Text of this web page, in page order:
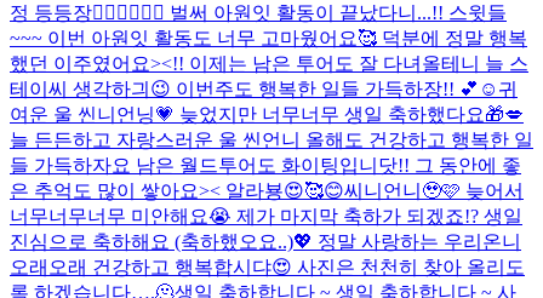
정 등등장🧚🏻‍♀️🧚🏻‍♀️ 벌써 아원잇 활동이 끝났다니...!! 스윗들
~~~ 이번 아원잇 활동도 너무 고마웠어요🥰 덕분에 정말 행복
했던 이주였어요><!! 이제는 남은 투어도 잘 다녀올테니 늘 스
테이씨 생각하긔😉 이번주도 행복한 일들 가득하장!! 💕☺️ 귀
여운 울 씬니언닝💗 늦었지만 너무너무 생일 축하했다요🎁💋
늘 든든하고 자랑스러운 울 씬언니 올해도 건강하고 행복한 일
들 가득하자요 남은 월드투어도 화이팅입니닷!! 그 동안에 좋
은 추억도 많이 쌓아요>< 알라뵹😍🥰😊씨니언니🥹🩷 늦어서
너무너무너무 미안해요😭 제가 마지막 축하가 되겠죠!? 생일
진심으로 축하해요 (축하했오요..)💖 정말 사랑하는 우리온니
오래오래 건강하고 행복합시댜😍 사진은 천천히 찾아 올리도
록 하겠습니다….🫠생일 축하합니다 ~ 생일 축하합니다 ~ 사